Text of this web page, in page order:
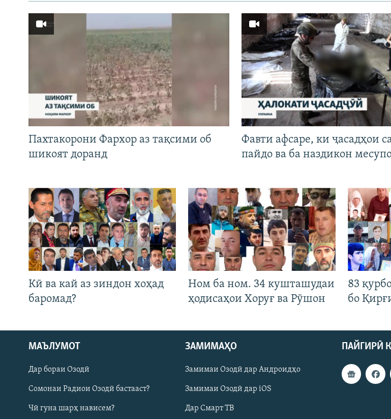
Русский
ПАЙГИРӢ КУНЕД
Пахтакорони Фархор аз тақсими об
шикоят доранд
Фавти афсаре, ки ҷасадҳои
пайдо ва ба наздикон
Кӣ ва кай аз зиндон хоҳад
баромад?
Ном ба ном. 34 кушташудаи
ҳодисаҳои Хоруғ ва Рӯшон
83
бо
ПАЙГИРӢ
МАЪЛУМОТ
Дар бораи Озодӣ
Сомонаи Радиои Озодӣ бастааст?
Чӣ гуна шарҳ нависем?
ЗАМИМАҲО
Замимаи Озодӣ дар Андроидҳо
Замимаи Озодӣ дар iOS
Дар Смарт ТВ